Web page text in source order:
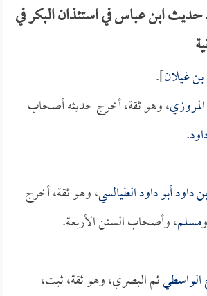
ابن عباس في استئذان البكر في
غيلان].
، وهو ثقة، أخرج حديثه أصحاب
.
داود أبو داود الطيالسي، وهو ثقة، أخرج
مسلم، وأصحاب السنن الأربعة.
الواسطيثم البصري، وهو ثقة، ثبت،